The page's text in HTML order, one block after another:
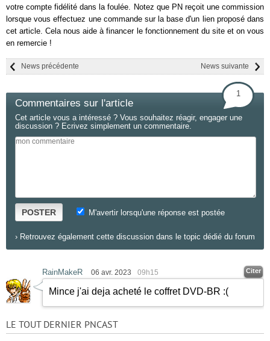
votre compte fidélité dans la foulée. Notez que PN reçoit une commission
lorsque vous effectuez une commande sur la base d'un lien proposé dans
cet article. Cela nous aide à financer le fonctionnement du site et on vous
en remercie !
News suivante
News précédente
Commentaires sur l'article
1
Cet article vous a intéressé ? Vous souhaitez réagir, engager une
discussion ? Ecrivez simplement un commentaire.
POSTER M'avertir lorsqu'une réponse est postée
› Retrouvez également cette discussion dans le topic dédié du forum
RainMakeR 06 avr. 2023 09h15 Citer
Mince j'ai deja acheté le coffret DVD-BR :(
LE TOUT DERNIER PNCAST